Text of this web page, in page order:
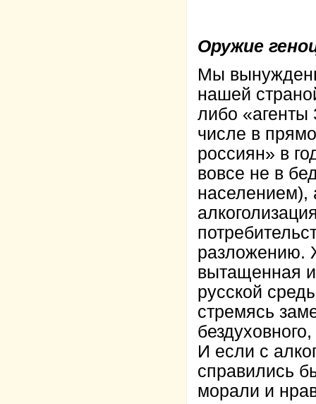
Оружие
Мы
нашей
либо «агенты
числе в
россиян» в
вовсе не в
населением),
разложению.
вытащенная
русской
стремясь
И если с
справились
морали и